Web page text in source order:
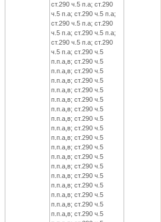
ст.290 ч.5 п.а; ст.290
ч.5 п.а; ст.290 ч.5 п.а;
ст.290 ч.5 п.а; ст.290
ч.5 п.а; ст.290 ч.5 п.а;
ст.290 ч.5 п.а; ст.290
ч.5 п.а; ст.290 ч.5
п.п.а,в; ст.290 ч.5
п.п.а,в; ст.290 ч.5
п.п.а,в; ст.290 ч.5
п.п.а,в; ст.290 ч.5
п.п.а,в; ст.290 ч.5
п.п.а,в; ст.290 ч.5
п.п.а,в; ст.290 ч.5
п.п.а,в; ст.290 ч.5
п.п.а,в; ст.290 ч.5
п.п.а,в; ст.290 ч.5
п.п.а,в; ст.290 ч.5
п.п.а,в; ст.290 ч.5
п.п.а,в; ст.290 ч.5
п.п.а,в; ст.290 ч.5
п.п.а,в; ст.290 ч.5
п.п.а,в; ст.290 ч.5
п.п.а,в; ст.290 ч.5